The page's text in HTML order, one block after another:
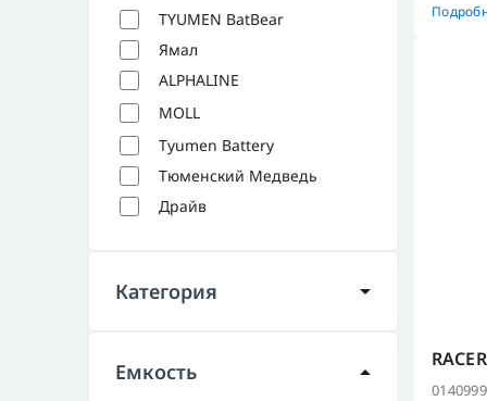
TYUMEN BatBear
Ямал
ALPHALINE
MOLL
Moll AGM Moll
Tyumen Battery
Тюменский Медведь
Драйв
Категория
Мото
Емкость
0140999